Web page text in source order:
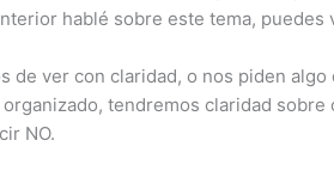
hablé sobre este tema, puedes
ver con claridad, o nos piden algo
tendremos claridad sobre
NO.